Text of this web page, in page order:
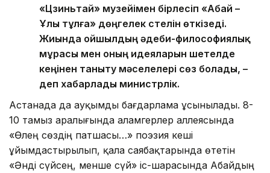
«Цзиньтай» музейімен бірлесіп «Абай –
Ұлы тұлға» дөңгелек үстелін өткізеді.
Жиында ойшылдың әдеби-философиялық
мұрасы мен оның идеяларын шетелде
кеңінен таныту мәселелері сөз болады, –
деп хабарлады министрлік.
Астанада да ауқымды бағдарлама ұсынылады. 8-
10 тамыз аралығында Қаламгерлер аллеясында
«Өлең сөздің патшасы…» поэзия кеші
ұйымдастырылып, қала саябақтарында өтетін
«Әнді сүйсең, менше сүй» іс-шарасында Абайдың